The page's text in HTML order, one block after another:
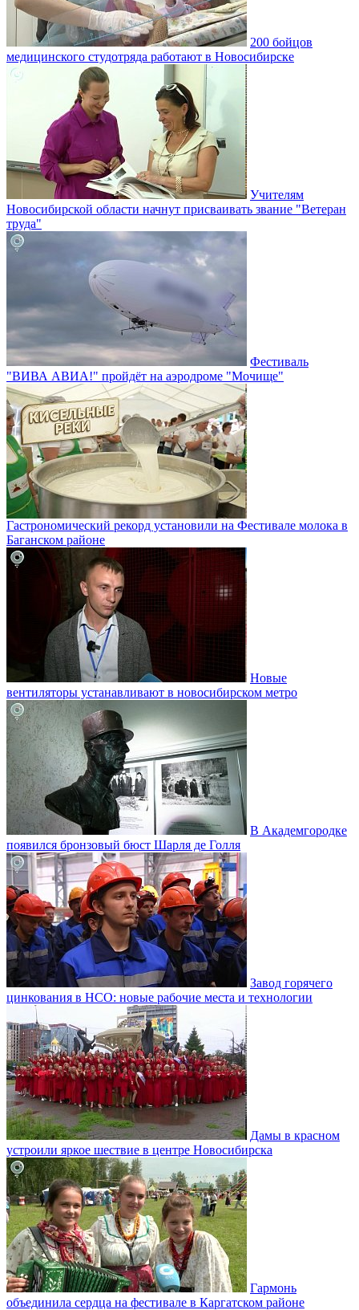
200 бойцов
медицинского студотряда работают в Новосибирске
Учителям
Новосибирской области начнут присваивать звание "Ветеран
труда"
Фестиваль
"ВИВА АВИА!" пройдёт на аэродроме "Мочище"
Гастрономический рекорд установили на Фестивале молока в
Баганском районе
Новые
вентиляторы устанавливают в новосибирском метро
В Академгородке
появился бронзовый бюст Шарля де Голля
Завод горячего
цинкования в НСО: новые рабочие места и технологии
Дамы в красном
устроили яркое шествие в центре Новосибирска
Гармонь
объединила сердца на фестивале в Каргатском районе